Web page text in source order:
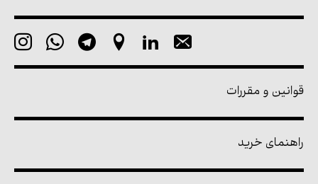
قوانین و مقررات
راهنمای خرید